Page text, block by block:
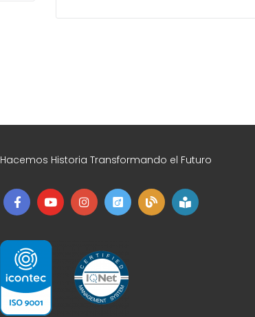
Hacemos Historia Transformando el Futuro